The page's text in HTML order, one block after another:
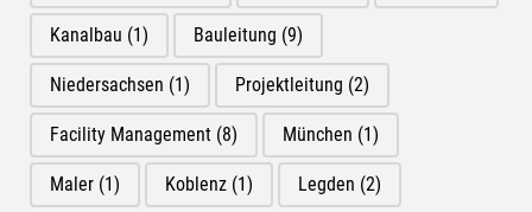
Kanalbau (1) Bauleitung (9)
Niedersachsen (1) Projektleitung (2)
Facility Management (8) München (1)
Maler (1) Koblenz (1) Legden (2)